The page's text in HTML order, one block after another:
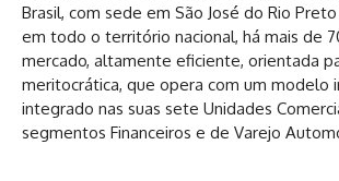
Brasil, com sede em São José do Rio
em todo o território nacional, há mais de
mercado, altamente eficiente, orientada
meritocrática, que opera com um modelo
integrado nas suas sete Unidades
segmentos Financeiros e de Varejo